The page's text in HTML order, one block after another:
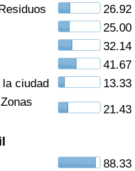
26.92
25.00
32.14
41.67
ciudad
13.33
21.43
88.33